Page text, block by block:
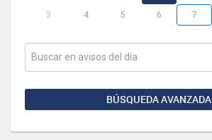
3 4 5 6 7
BÚSQUEDA AVANZADA